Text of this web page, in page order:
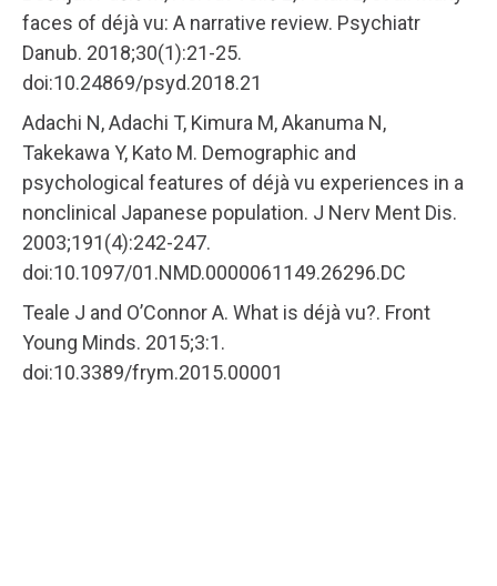
faces of déjà vu: A narrative review. Psychiatr
Danub. 2018;30(1):21-25.
doi:10.24869/psyd.2018.21
Adachi N, Adachi T, Kimura M, Akanuma N,
Takekawa Y, Kato M. Demographic and
psychological features of déjà vu experiences in a
nonclinical Japanese population. J Nerv Ment Dis.
2003;191(4):242-247.
doi:10.1097/01.NMD.0000061149.26296.DC
Teale J and O’Connor A. What is déjà vu?. Front
Young Minds. 2015;3:1.
doi:10.3389/frym.2015.00001